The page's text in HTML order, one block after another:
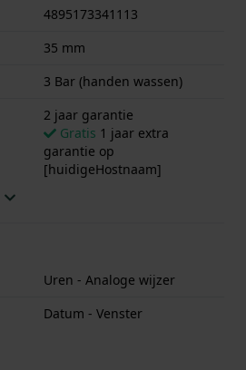
4895173341113
35 mm
3 Bar (handen wassen)
2 jaar garantie
Gratis 1 jaar extra
garantie op
[huidigeHostnaam]
Uren - Analoge wijzer
Datum - Venster